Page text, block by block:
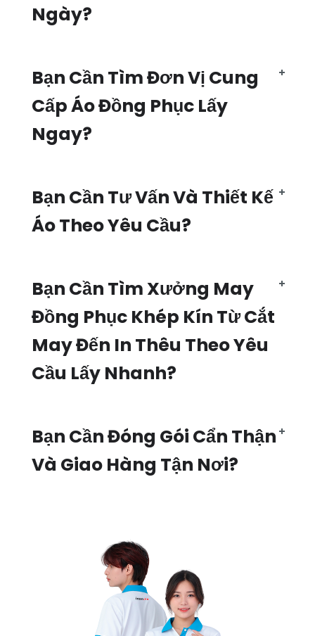
Ngày?
Bạn Cần Tìm Đơn Vị Cung
Cấp Áo Đồng Phục Lấy
Ngay?
Bạn Cần Tư Vấn Và Thiết Kế
Áo Theo Yêu Cầu?
Bạn Cần Tìm Xưởng May
Đồng Phục Khép Kín Từ Cắt
May Đến In Thêu Theo Yêu
Cầu Lấy Nhanh?
Bạn Cần Đóng Gói Cẩn Thận
Và Giao Hàng Tận Nơi?